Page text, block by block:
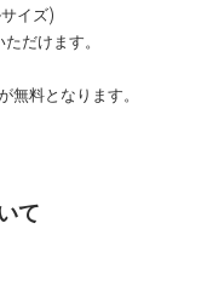
イズ)
だけます。
無料となります。
て